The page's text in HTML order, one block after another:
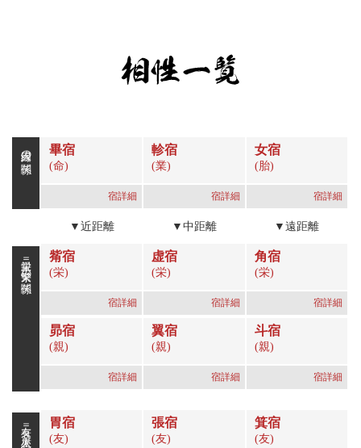
因縁の関係
栄親＝繁栄の関係
友衰＝恋人星、友人星
畢宿
(命)
宿詳細
軫宿
(業)
宿詳細
女宿
(胎)
宿詳細
▼近距離 ▼中距離 ▼遠距離
觜宿
(栄)
宿詳細
虚宿
(栄)
宿詳細
角宿
(栄)
宿詳細
昴宿
(親)
宿詳細
翼宿
(親)
宿詳細
斗宿
(親)
宿詳細
胃宿
(友)
張宿
(友)
箕宿
(友)